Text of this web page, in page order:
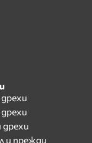
и прежди